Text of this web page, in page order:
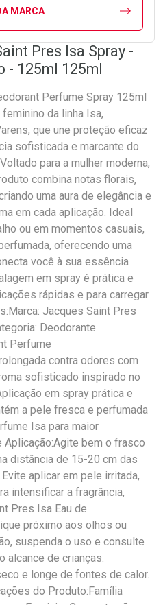
MARCA
Pres Isa Spray -
- 125ml 125ml
Perfume Spray 125ml
da linha Isa,
que une proteção eficaz
sofisticada e marcante do
para a mulher moderna,
combina notas florais,
uma aura de elegância e
em cada aplicação. Ideal
ou em momentos casuais,
oferecendo uma
você à sua essência
em spray é prática e
rápidas e para carregar
Jacques Saint Pres
Deodorante
Perfume
contra odores com
sofisticado inspirado no
em spray prática e
a pele fresca e perfumada
Isa para maior
bem o frasco
distância de 15-20 cm das
aplicar em pele irritada,
intensificar a fragrância,
Pres Isa Eau de
próximo aos olhos ou
suspenda o uso e consulte
alcance de crianças.
e longe de fontes de calor.
do Produto:Família